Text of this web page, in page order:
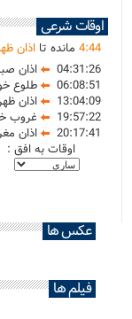
اوقات شرعی
4:44 مانده تااذان
04:31:26
اذان
06:08:51
طلوع
13:04:09
اذان
19:57:22
غروب
20:17:41
اذان
اوقات به افق :
عکس ها
فیلم ها